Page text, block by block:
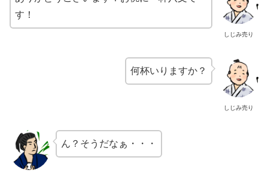
しじみ売り
す！
しじみ売り
何杯いりますか？
ん？そうだなぁ・・・